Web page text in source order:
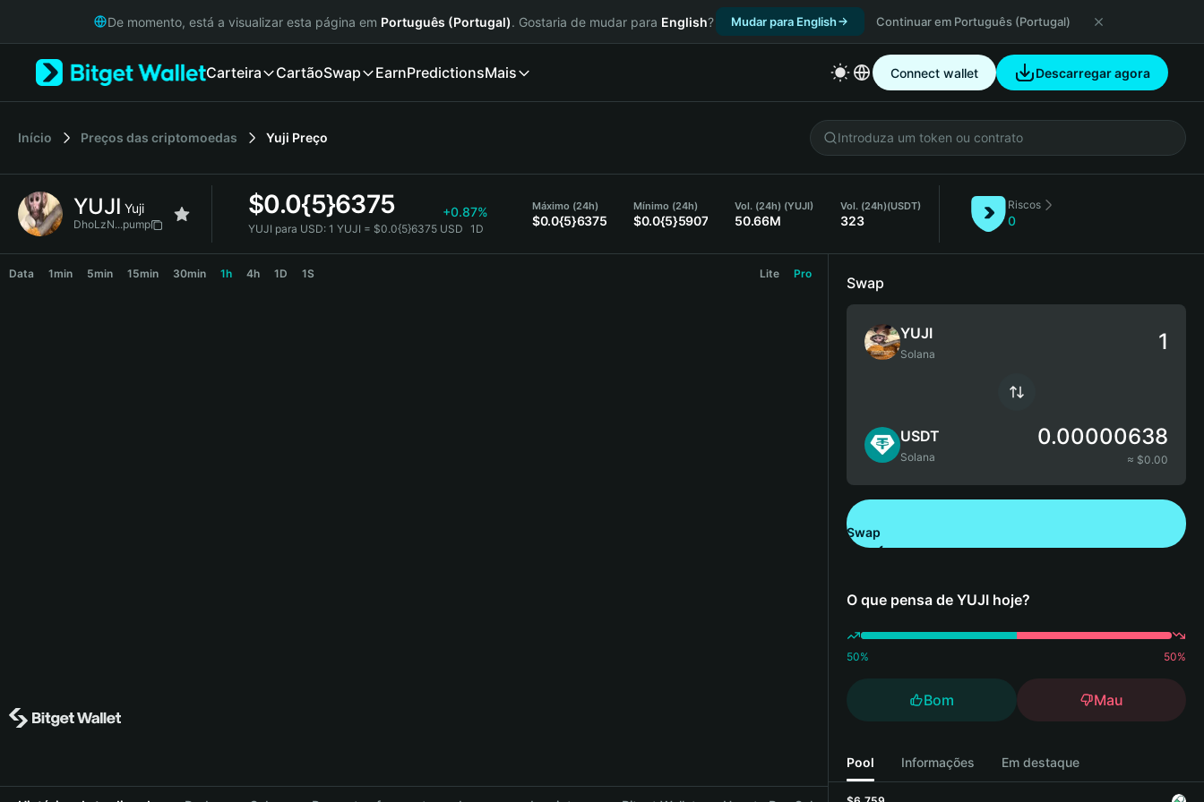
Русский
Italiano
简体中文
繁體中文
Bahasa Indonesia
De momento, está a visualizar esta página em Português (Portugal). Gostaria de mudar para English? Mudar para English Continuar em Português (Portugal)
Carteira CartãoSwap EarnPredictionsMais Connect wallet Descarregar agora
Início Preços das criptomoedas Yuji Preço
YUJI Yuji
DhoLzN...pump
$0.0{5}6375 +0.87%
YUJI para USD: 1 YUJI = $0.0{5}6375 USD 1D
Máximo (24h)
$0.0{5}6375
Mínimo (24h)
$0.0{5}5907
Vol. (24h) (YUJI)
50.66M
Vol. (24h)(USDT)
323
Riscos
0
Data 1min 5min 15min 30min 1h 4h 1D 1S Lite Pro
Swap
YUJI
Solana
USDT
Solana
0.00000638
≈ $0.00
Swap
O que pensa de YUJI hoje?
50% 50%
Bom Mau
Pool Informações Em destaque